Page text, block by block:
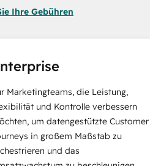
Ihre Gebühren
Marketingteams, die Leistung,
und Kontrolle verbessern
um datengestützte Customer
in großem Maßstab zu
und das